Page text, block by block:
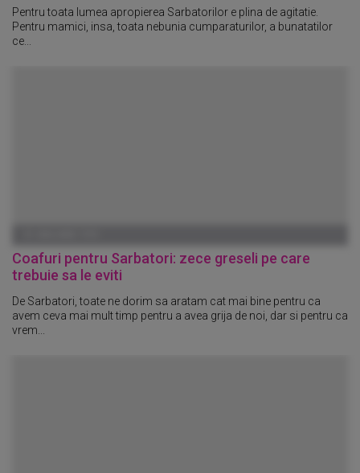
Pentru toata lumea apropierea Sarbatorilor e plina de agitatie.
Pentru mamici, insa, toata nebunia cumparaturilor, a bunatatilor
ce...
Coafuri pentru Sarbatori: zece greseli pe care
trebuie sa le eviti
De Sarbatori, toate ne dorim sa aratam cat mai bine pentru ca
avem ceva mai mult timp pentru a avea grija de noi, dar si pentru ca
vrem...